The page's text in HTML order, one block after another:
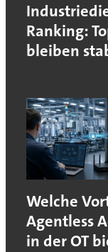
Ranking:
bleiben
Welche
Agentless
in der OT